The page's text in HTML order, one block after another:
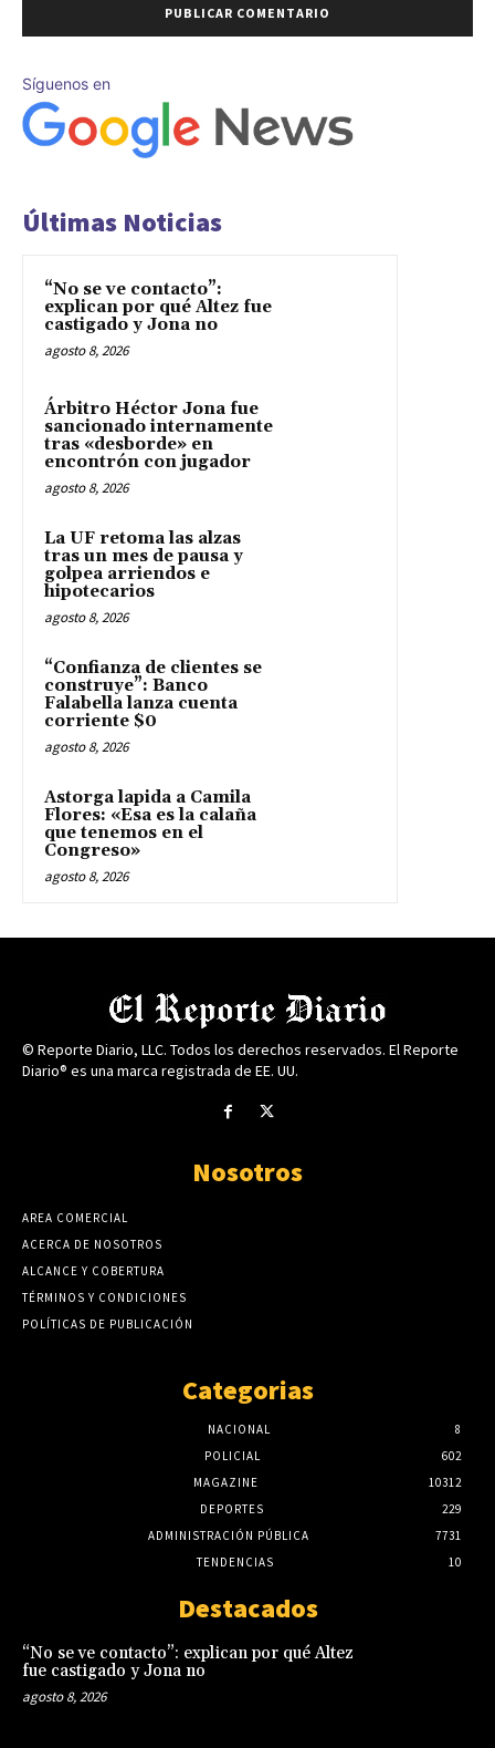
Síguenos en
Últimas Noticias
“No se ve contacto”:
explican por qué Altez fue
castigado y Jona no
agosto 8, 2026
Árbitro Héctor Jona fue
sancionado internamente
tras «desborde» en
encontrón con jugador
agosto 8, 2026
La UF retoma las alzas
tras un mes de pausa y
golpea arriendos e
hipotecarios
agosto 8, 2026
“Confianza de clientes se
construye”: Banco
Falabella lanza cuenta
corriente $0
agosto 8, 2026
Astorga lapida a Camila
Flores: «Esa es la calaña
que tenemos en el
Congreso»
agosto 8, 2026
© Reporte Diario, LLC. Todos los derechos reservados. El Reporte
Diario® es una marca registrada de EE. UU.
Nosotros
AREA COMERCIAL
ACERCA DE NOSOTROS
ALCANCE Y COBERTURA
TÉRMINOS Y CONDICIONES
POLÍTICAS DE PUBLICACIÓN
Categorias
NACIONAL
8
POLICIAL
602
MAGAZINE
10312
DEPORTES
229
ADMINISTRACIÓN PÚBLICA
7731
TENDENCIAS
10
Destacados
“No se ve contacto”: explican por qué Altez
fue castigado y Jona no
agosto 8, 2026